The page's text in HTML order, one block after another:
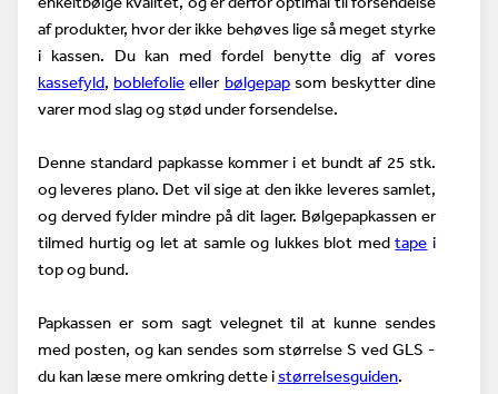
af produkter, hvor der ikke behøves lige så meget styrke
i kassen. Du kan med fordel benytte dig af vores
kassefyld, boblefolie eller bølgepap som beskytter dine
varer mod slag og stød under forsendelse.
Denne standard papkasse kommer i et bundt af 25 stk.
og leveres plano. Det vil sige at den ikke leveres samlet,
og derved fylder mindre på dit lager. Bølgepapkassen er
tilmed hurtig og let at samle og lukkes blot med tape i
top og bund.
Papkassen er som sagt velegnet til at kunne sendes
med posten, og kan sendes som størrelse S ved GLS -
du kan læse mere omkring dette istørrelsesguiden.